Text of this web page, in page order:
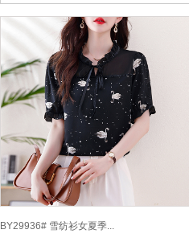
BY29936# 雪纺衫女夏季...